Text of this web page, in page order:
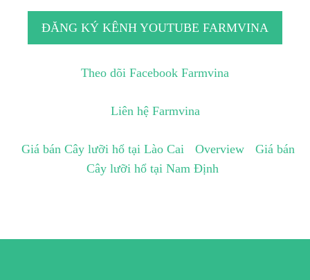
ĐĂNG KÝ KÊNH YOUTUBE FARMVINA
Theo dõi Facebook Farmvina
Liên hệ Farmvina
Giá bán Cây lưỡi hổ tại Lào Cai Overview
Giá bán
Cây lưỡi hổ tại Nam Định